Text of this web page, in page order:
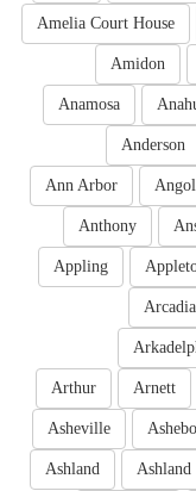
Amelia Court House
Amidon
Anamosa
Anderson
Ann Arbor
Anthony
Appling
Arcadia
Arnett
Arthur
Asheville
Ashland
Ashland